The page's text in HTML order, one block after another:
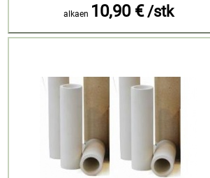
alkaen 10,90 € /stk